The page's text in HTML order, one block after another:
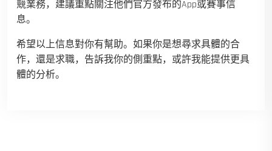
競業務，建議重點關注他們官方發布的App或賽事信
息。
希望以上信息對你有幫助。如果你是想尋求具體的合
作，還是求職，告訴我你的側重點，或許我能提供更具
體的分析。